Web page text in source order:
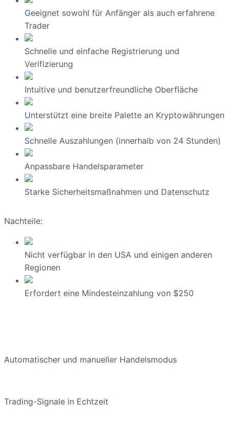
Geeignet sowohl für Anfänger als auch erfahrene
Trader
Schnelle und einfache Registrierung und
Verifizierung
Intuitive und benutzerfreundliche Oberfläche
Unterstützt eine breite Palette an Kryptowährungen
Schnelle Auszahlungen (innerhalb von 24 Stunden)
Anpassbare Handelsparameter
Starke Sicherheitsmaßnahmen und Datenschutz
Nachteile:
Nicht verfügbar in den USA und einigen anderen
Regionen
Erfordert eine Mindesteinzahlung von $250
Automatischer und manueller Handelsmodus
Trading-Signale in Echtzeit